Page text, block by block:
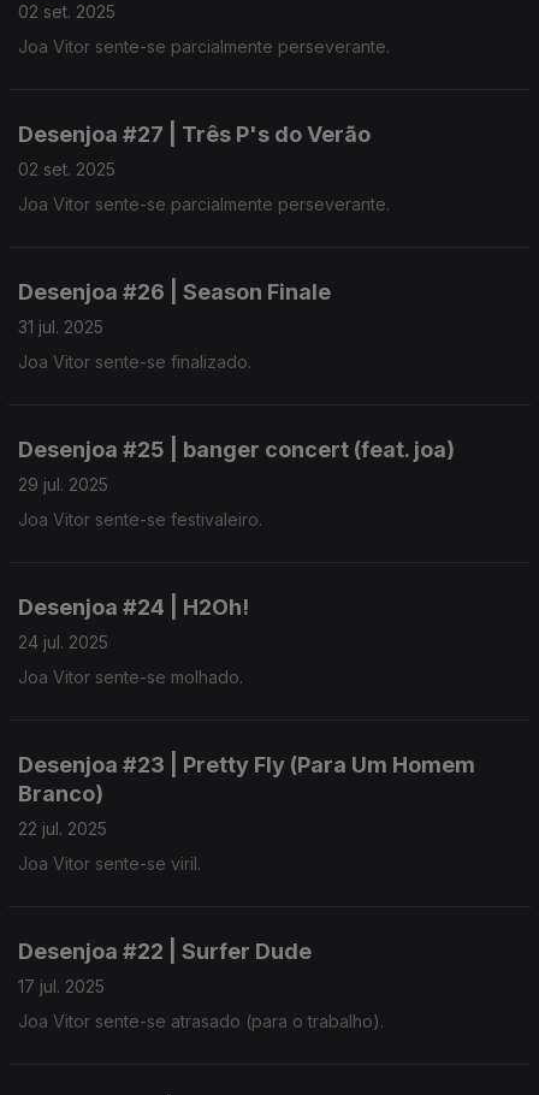
02 set. 2025
Joa Vitor sente-se parcialmente perseverante.
Desenjoa #27 | Três P's do Verão
02 set. 2025
Joa Vitor sente-se parcialmente perseverante.
Desenjoa #26 | Season Finale
31 jul. 2025
Joa Vitor sente-se finalizado.
Desenjoa #25 | banger concert (feat. joa)
29 jul. 2025
Joa Vitor sente-se festivaleiro.
Desenjoa #24 | H2Oh!
24 jul. 2025
Joa Vitor sente-se molhado.
Desenjoa #23 | Pretty Fly (Para Um Homem
Branco)
22 jul. 2025
Joa Vitor sente-se viril.
Desenjoa #22 | Surfer Dude
17 jul. 2025
Joa Vitor sente-se atrasado (para o trabalho).